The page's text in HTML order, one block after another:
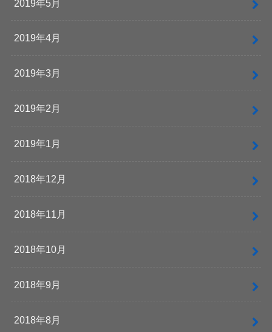
2019年5月
2019年4月
2019年3月
2019年2月
2019年1月
2018年12月
2018年11月
2018年10月
2018年9月
2018年8月